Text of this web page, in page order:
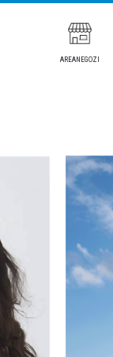
AREANEGOZI